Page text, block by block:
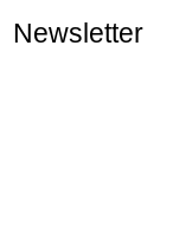
Newsletter